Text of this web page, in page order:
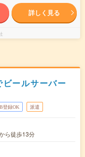
詳しく見る
ビールサーバー
登録OK 派遣
ら徒歩13分